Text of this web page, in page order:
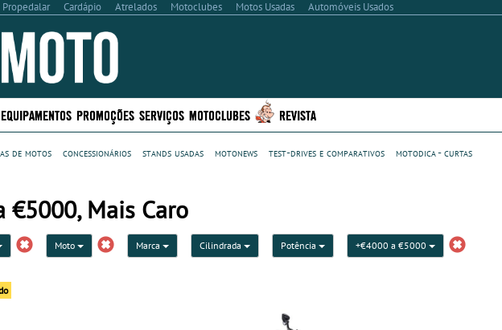
Propedalar Cardápio Atrelados Motoclubes Motos Usadas Automóveis Usados
EQUIPAMENTOS PROMOÇÕES SERVIÇOS MOTOCLUBES REVISTA
de motos concessionários stands usadas motonews test-drives e comparativos
motodica - curtas
€5000, Mais Caro
Moto Marca Cilindrada Potência +€4000 a €5000